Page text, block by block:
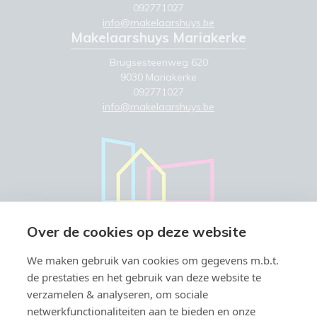
092771027
info@makelaarshuys.be
Makelaarshuys Mariakerke
Brugsesteenweg 620
9030 Mariakerke
092771027
info@makelaarshuys.be
Over de cookies op deze website
We maken gebruik van cookies om gegevens m.b.t.
de prestaties en het gebruik van deze website te
verzamelen & analyseren, om sociale
netwerkfunctionaliteiten aan te bieden en onze